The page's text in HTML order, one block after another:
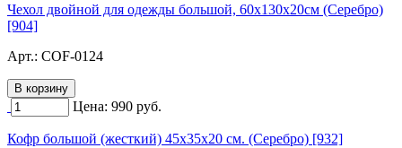
Чехол двойной для одежды большой, 60х130х20см (Серебро)
[904]
Арт.: COF-0124
Цена: 990 руб.
Кофр большой (жесткий) 45х35х20 см. (Серебро) [932]